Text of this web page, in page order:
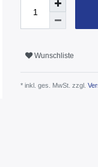
Wunschliste
* inkl. ges. MwSt. zzgl.